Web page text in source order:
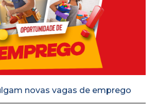
novas vagas de emprego